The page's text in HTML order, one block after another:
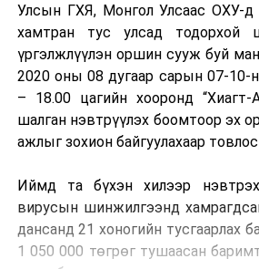
Улсын ГХЯ, Монгол Улсаас ОХУ-д
хамтран тус улсад тодорхой
үргэлжлүүлэн оршин сууж буй
2020 оны 08 дугаар сарын 07-10-
– 18.00 цагийн хооронд “Хиагт-
шалган нэвтрүүлэх боомтоор эх
ажлыг зохион байгуулахаар
Иймд та бүхэн хилээр
вирусын шинжилгээнд
дансанд 21 хоногийн тусгаарлах
1 050 000 төгрөг тушаасан